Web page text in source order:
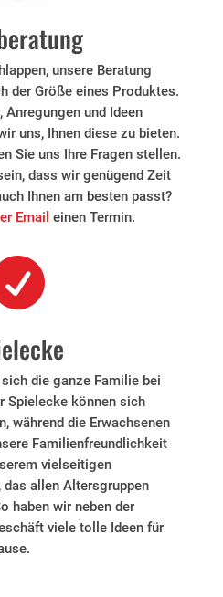
unsere Beratung
der Größe eines Produktes.
Anregungen und Ideen
uns, Ihnen diese zu bieten.
Sie uns Ihre Fragen stellen.
dass wir genügend Zeit
Ihnen am besten passt?
Email einen Termin.
die ganze Familie bei
Spielecke können sich
während die Erwachsenen
Familienfreundlichkeit
vielseitigen
allen Altersgruppen
haben wir neben der
viele tolle Ideen für